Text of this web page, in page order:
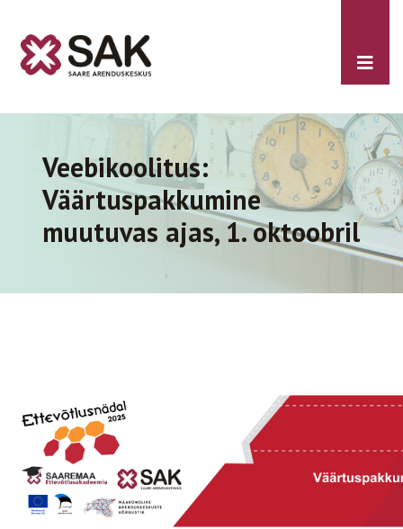
Veebikoolitus:
Väärtuspakkumine
muutuvas ajas, 1. oktoobril